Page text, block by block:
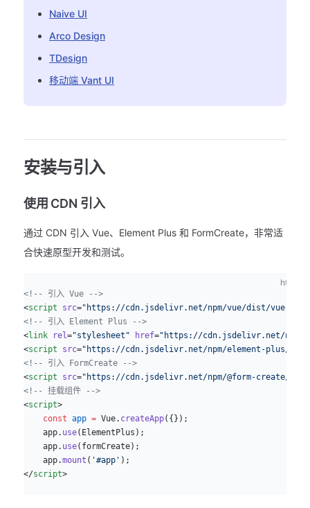
Naive UI
Arco Design
TDesign
移动端 Vant UI
安装与引入
使用 CDN 引入
通过 CDN 引入 Vue、Element Plus 和 FormCreate，非常适
合快速原型开发和测试。
html
<!-- 引入 Vue -->
<script src="https://cdn.jsdelivr.net/npm/vue/dist/
<!-- 引入 Element Plus -->
<link rel ="stylesheet" href="https://cdn.jsdelivr.net/npm/
<script src="https://cdn.jsdelivr.net/npm/element-plus/
<!-- 引入 FormCreate -->
<script src="https://cdn.jsdelivr.net/npm/@form-create/
<!-- 挂载组件 -->
<script>
    const
app = Vue. createApp({});
    app.
use(ElementPlus);
    app.
use(formCreate);
    app.
mount ( '#app' );
</script>